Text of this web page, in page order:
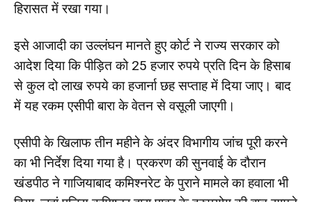
हिरासत में रखा गया।
इसे आजादी का उल्लंघन मानते हुए कोर्ट ने राज्य सरकार को
आदेश दिया कि पीड़ित को 25 हजार रुपये प्रति दिन के हिसाब
से कुल दो लाख रुपये का हजार्ना छह सप्ताह में दिया जाए। बाद
में यह रकम एसीपी बारा के वेतन से वसूली जाएगी।
एसीपी के खिलाफ तीन महीने के अंदर विभागीय जांच पूरी करने
का भी निर्देश दिया गया है। प्रकरण की सुनवाई के दौरान
खंडपीठ ने गाजियाबाद कमिश्नरेट के पुराने मामले का हवाला भी